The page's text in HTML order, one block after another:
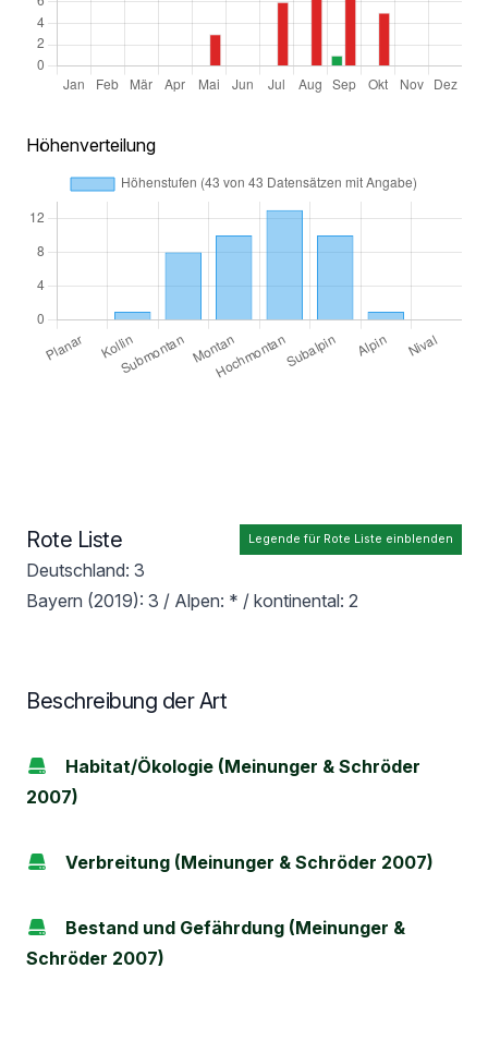
Höhenverteilung
Legende für Rote Liste einblenden
Rote Liste
Deutschland: 3
Bayern (2019): 3 / Alpen: * / kontinental: 2
Beschreibung der Art
Habitat/Ökologie (Meinunger & Schröder
2007)
Verbreitung (Meinunger & Schröder 2007)
Bestand und Gefährdung (Meinunger &
Schröder 2007)